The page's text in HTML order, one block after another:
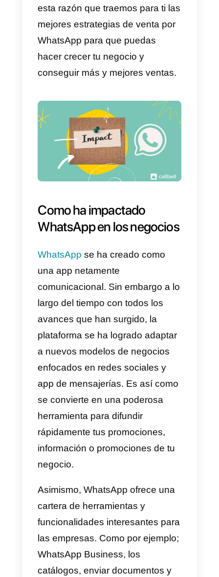
esta plataforma. Las
notificaciones push, los grupos y
el WhatsApp Business han sido
el eje de esta nueva modalidad
Es así como WhatsApp se
convierte en una plataforma muy
efectiva paradesarrollar los
nuevos negociosque surgen hoy
desarrollado estrategias y
estudios sobre como vender
mejor en esta plataforma y es por
esta razón que traemos para ti
mejores estrategias de venta por
WhatsApp para que puedas
hacer crecer tu negocio y
conseguir más y mejores ventas.
Como ha impactado
WhatsApp en los